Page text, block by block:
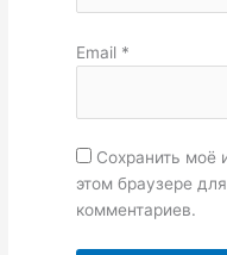
Email *
Сохранить моё
этом браузере
комментариев.